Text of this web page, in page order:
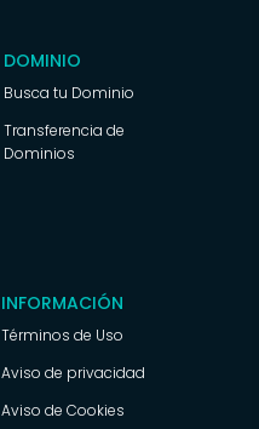
DOMINIO
Busca tu Dominio
Transferencia de
Dominios
INFORMACIÓN
Términos de Uso
Aviso de privacidad
Aviso de Cookies